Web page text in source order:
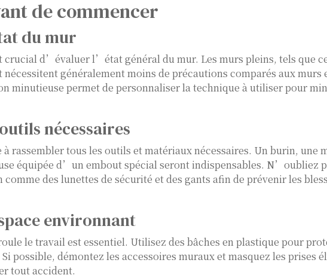
de commencer
du mur
crucial d’évaluer l’état général du mur. Les murs pleins, tels que
généralement moins de précautions comparés aux murs
minutieuse permet de personnaliser la technique à utiliser pour
nécessaires
rassembler tous les outils et matériaux nécessaires. Un burin, une
équipée d’un embout spécial seront indispensables. N’oubliez
des lunettes de sécurité et des gants afin de prévenir les
environnant
le travail est essentiel. Utilisez des bâches en plastique pour
possible, démontez les accessoires muraux et masquez les prises
tout accident.